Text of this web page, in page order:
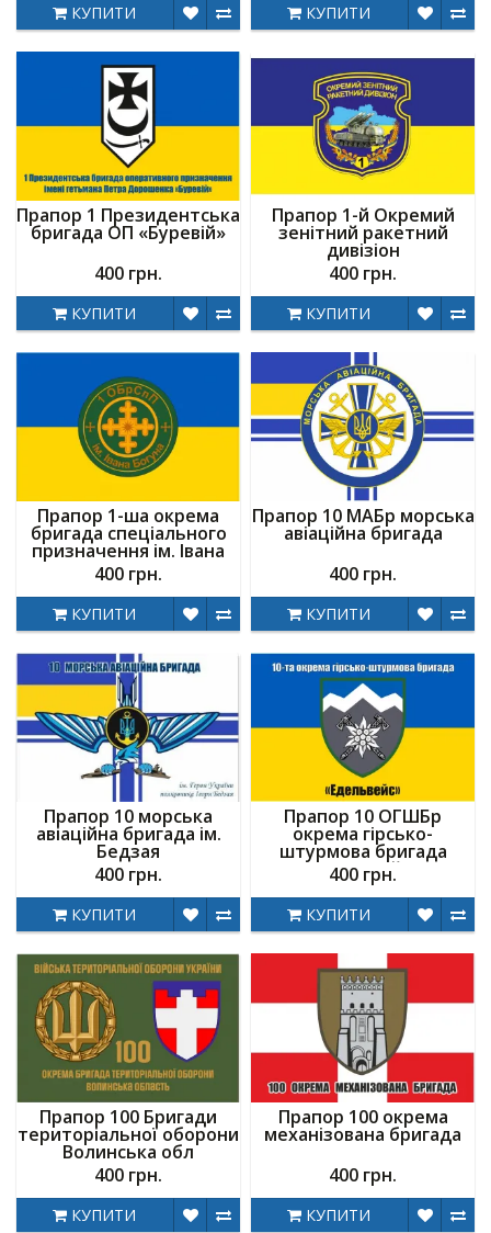
КУПИТИ КУПИТИ
Прапор 1 Президентська
бригада ОП «Буревій»
400 грн.
КУПИТИ
Прапор 1-й Окремий
зенітний ракетний
дивізіон
400 грн.
КУПИТИ
Прапор 1-ша окрема
бригада спеціального
призначення ім. Івана
Богуна
400 грн.
КУПИТИ
Прапор 10 МАБр морська
авіаційна бригада
400 грн.
КУПИТИ
Прапор 10 морська
авіаційна бригада ім.
Бедзая
400 грн.
КУПИТИ
Прапор 10 ОГШБр
окрема гірсько-
штурмова бригада
Едельвейс
400 грн.
КУПИТИ
Прапор 100 Бригади
територіальної оборони
Волинська обл
400 грн.
КУПИТИ
Прапор 100 окрема
механізована бригада
400 грн.
КУПИТИ